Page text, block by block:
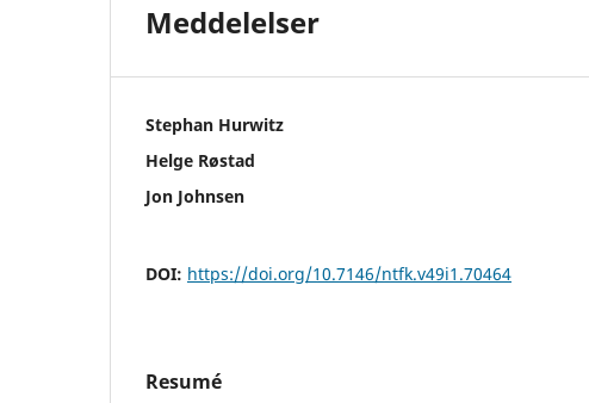
Meddelelser
Stephan Hurwitz
Helge Røstad
Jon Johnsen
DOI: https://doi.org/10.7146/ntfk.v49i1.70464
Resumé